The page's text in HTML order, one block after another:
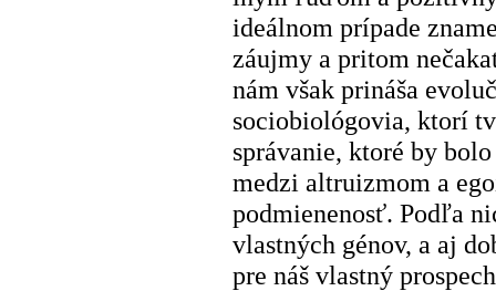
ideálnom prípade
záujmy a pritom
nám však prináša
sociobiológovia, ktorí
správanie, ktoré by
medzi altruizmom a
podmienenosť. Podľa
vlastných génov, a aj
pre náš vlastný